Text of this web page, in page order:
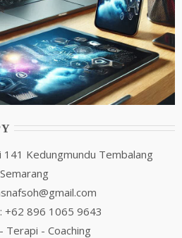
141 Kedungmundu Tembalang
Semarang
+62 896 1065 9643
Terapi - Coaching